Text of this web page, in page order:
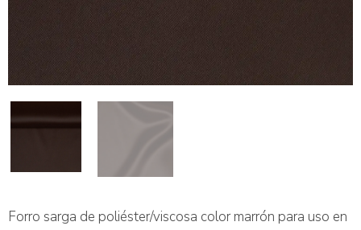
Forro sarga de poliéster/viscosa color marrón para uso en